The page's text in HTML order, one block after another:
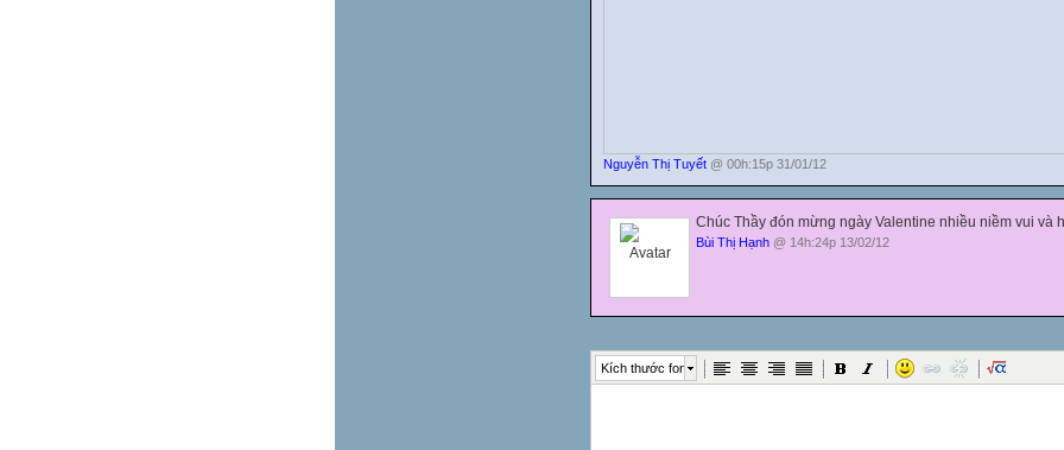
Nguyễn Thị Tuyết @ 00h:15p 31/01/12
Chúc Thầy đón mừng ngày Valentine nhiều niềm vui và
Bùi Thị Hạnh @ 14h:24p 13/02/12
Kích thước font